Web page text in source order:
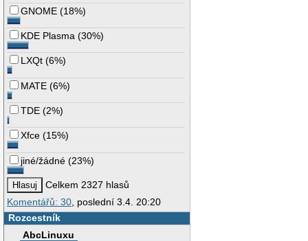
GNOME (18%)
KDE Plasma (30%)
LXQt (6%)
MATE (6%)
TDE (2%)
Xfce (15%)
jiné/žádné (23%)
Celkem 2327 hlasů
Komentářů: 30, poslední 3.4. 20:20
Rozcestník
AbcLinuxu